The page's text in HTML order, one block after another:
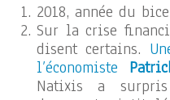
2018, année du
Sur la crise
disent certains.
l’économiste
Natixis a